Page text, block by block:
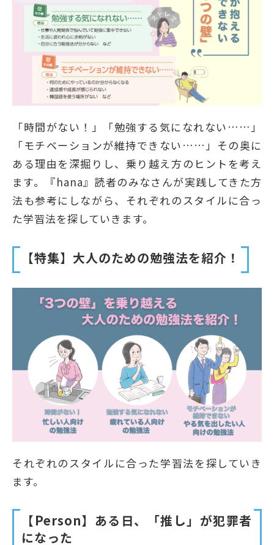
「時間がない！」「勉強する気になれない……」
「モチベーションが維持できない……」その奥に
ある理由を深掘りし、乗り越え方のヒントを考え
ます。『hana』読者のみなさんが実践してきた方
法も参考にしながら、それぞれのスタイルに合っ
た学習法を探していきます。
【特集】大人のための勉強法を紹介！
それぞれのスタイルに合った学習法を探していき
ます。
【Person】ある日、「推し」が犯罪者
になった